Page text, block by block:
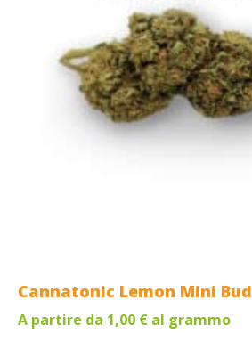
Cannatonic Lemon Mini Bud
A partire da 1,00 € al grammo